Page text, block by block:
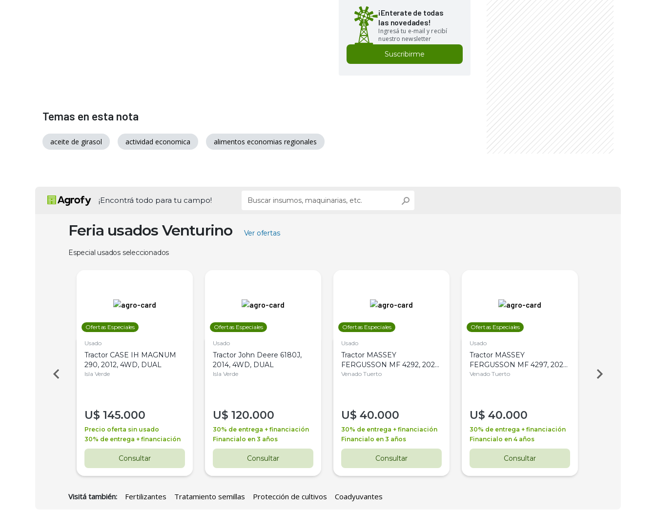
¡Enterate de todas
las novedades!
Ingresá tu e-mail y recibí
nuestro newsletter
Suscribirme
Temas en esta nota
aceite de girasol actividad economica alimentos economias regionales
¡Encontrá todo para tu campo!
Feria usados Venturino Ver ofertas
Especial usados seleccionados
Ofertas Especiales
Usado
Tractor CASE IH MAGNUM
290, 2012, 4WD, DUAL
Isla Verde
U$ 145.000
Precio oferta sin usado
30% de entrega + financiación
Consultar
Ofertas Especiales
Usado
Tractor John Deere 6180J,
2014, 4WD, DUAL
Isla Verde
U$ 120.000
30% de entrega + financiación
Financialo en 3 años
Consultar
Ofertas Especiales
Usado
Tractor MASSEY
FERGUSSON MF 4292, 2020,
4WD, PATON
Venado Tuerto
U$ 40.000
30% de entrega + financiación
Financialo en 3 años
Consultar
Ofertas Especiales
Usado
Tractor MASSEY
FERGUSSON MF 4297, 2020,
4WD, PATON
Venado Tuerto
U$ 40.000
30% de entrega + financiación
Financialo en 4 años
Consultar
Venado Tuerto
Visitá también: Fertilizantes Tratamiento semillas Protección de cultivos Coadyuvantes